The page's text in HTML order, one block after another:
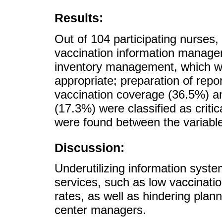
Results:
Out of 104 participating
vaccination information
inventory management, which
appropriate; preparation of
vaccination coverage (36.5%)
(17.3%) were classified as
were found between the
Discussion:
Underutilizing information
services, such as low
rates, as well as hindering
center managers.